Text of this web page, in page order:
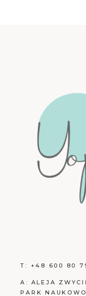
T: +48 600 80
A: ALEJA
PARK